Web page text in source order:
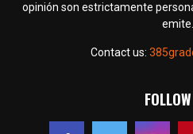
opinión son estrictamente
emite.
Contact us: